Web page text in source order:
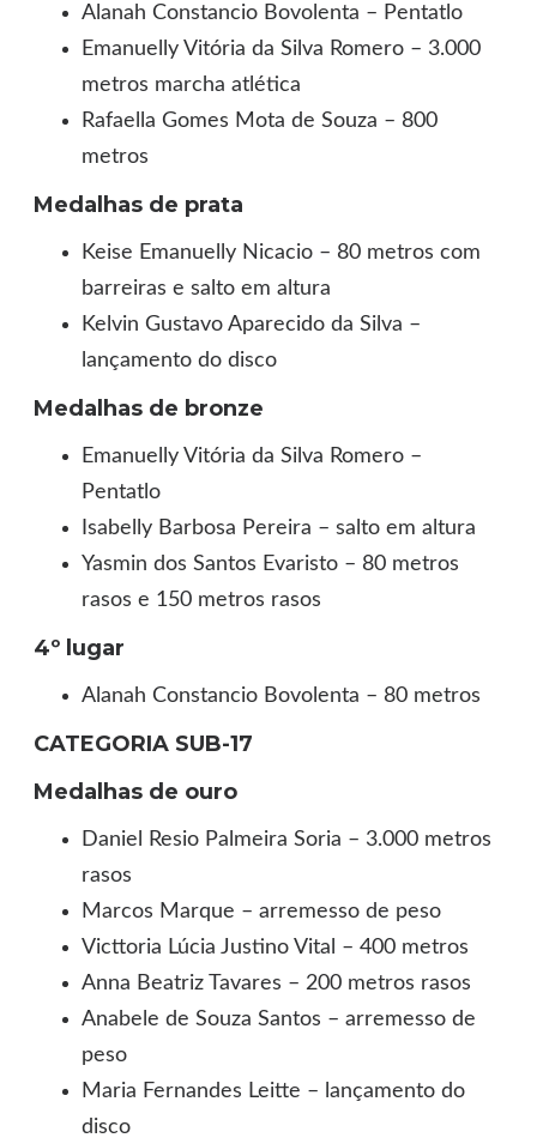
Alanah Constancio Bovolenta – Pentatlo
Emanuelly Vitória da Silva Romero – 3.000
metros marcha atlética
Rafaella Gomes Mota de Souza – 800
metros
Medalhas de prata
Keise Emanuelly Nicacio – 80 metros com
barreiras e salto em altura
Kelvin Gustavo Aparecido da Silva –
lançamento do disco
Medalhas de bronze
Emanuelly Vitória da Silva Romero –
Pentatlo
Isabelly Barbosa Pereira – salto em altura
Yasmin dos Santos Evaristo – 80 metros
rasos e 150 metros rasos
4º lugar
Alanah Constancio Bovolenta – 80 metros
CATEGORIA SUB-17
Medalhas de ouro
Daniel Resio Palmeira Soria – 3.000 metros
rasos
Marcos Marque – arremesso de peso
Victtoria Lúcia Justino Vital – 400 metros
Anna Beatriz Tavares – 200 metros rasos
Anabele de Souza Santos – arremesso de
peso
Maria Fernandes Leitte – lançamento do
disco